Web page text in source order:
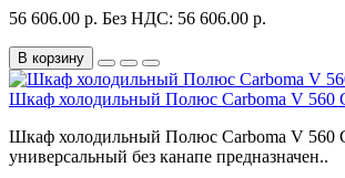
56 606.00 р. Без НДС: 56 606.00 р.
В корзину
Шкаф холодильный Полюс Carboma V 560
Шкаф холодильный Полюс Carboma V 560
универсальный без канапе предназначен..